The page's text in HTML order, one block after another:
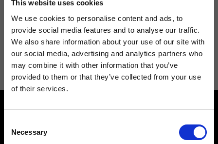
This website uses cookies
We use cookies to personalise content and ads, to
provide social media features and to analyse our traffic.
We also share information about your use of our site with
our social media, advertising and analytics partners who
may combine it with other information that you’ve
provided to them or that they’ve collected from your use
of their services.
Selection
Necessary
Acconsento a ricevere novità e promo da Ripani. Per maggiori
informazioni consulta laPrivacy Policy.